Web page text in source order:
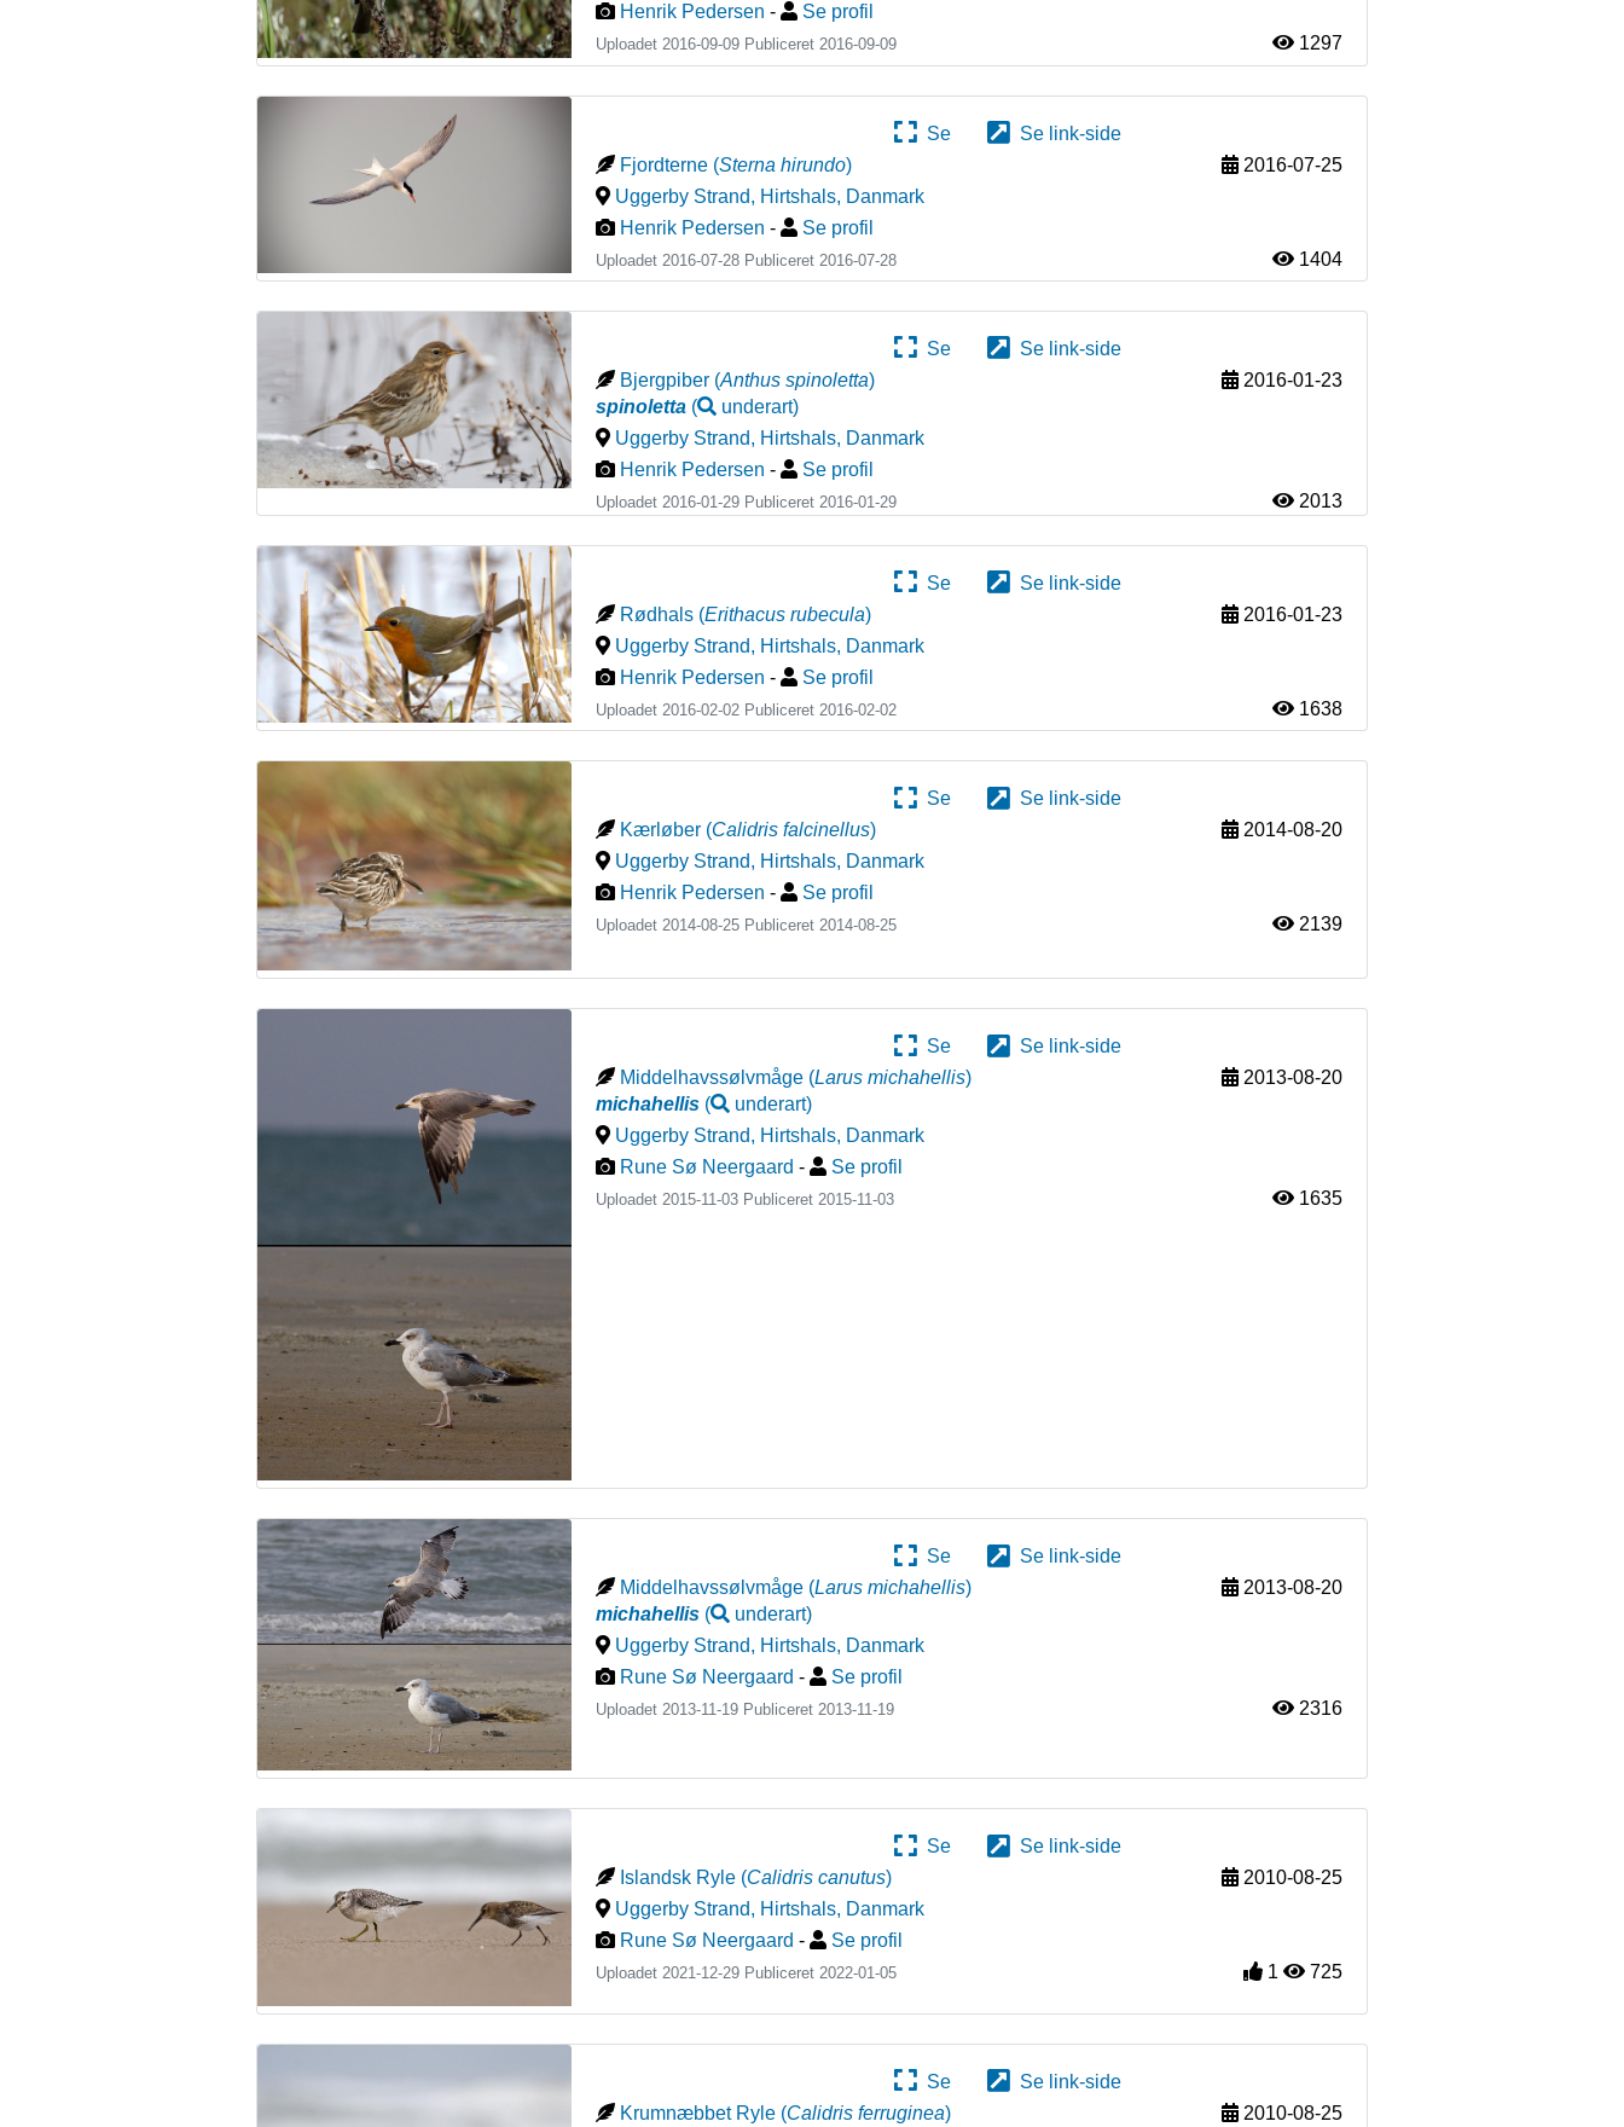
Henrik Pedersen - Se profil
Uploadet 2016-09-09 Publiceret2016-09-09 1297
Se
Se link-side
Fjordterne (Sterna hirundo)
2016-07-25
Uggerby Strand, Hirtshals, Danmark
Henrik Pedersen - Se profil
Uploadet 2016-07-28 Publiceret 2016-07-28 1404
Se
Se link-side
Bjergpiber (Anthus spinoletta)
spinoletta ( underart)
2016-01-23
Uggerby Strand, Hirtshals, Danmark
Henrik Pedersen - Se profil
Uploadet 2016-01-29 Publiceret 2016-01-29 2013
Se
Se link-side
Rødhals (Erithacus rubecula)
2016-01-23
Uggerby Strand, Hirtshals, Danmark
Henrik Pedersen - Se profil
Uploadet 2016-02-02 Publiceret 2016-02-02 1638
Se
Se link-side
Kærløber (Calidris falcinellus)
2014-08-20
Uggerby Strand, Hirtshals, Danmark
Henrik Pedersen - Se profil
Uploadet 2014-08-25 Publiceret2014-08-25 2139
Se
Se link-side
Middelhavssølvmåge (Larus michahellis)
michahellis ( underart)
2013-08-20
Uggerby Strand, Hirtshals, Danmark
Rune Sø Neergaard - Se profil
Uploadet 2015-11-03 Publiceret2015-11-03 1635
Se
Se link-side
Middelhavssølvmåge (Larus michahellis)
michahellis ( underart)
2013-08-20
Uggerby Strand, Hirtshals, Danmark
Rune Sø Neergaard - Se profil
Uploadet 2013-11-19 Publiceret2013-11-19 2316
Se
Se link-side
Islandsk Ryle (Calidris canutus)
2010-08-25
Uggerby Strand, Hirtshals, Danmark
Rune Sø Neergaard - Se profil
Uploadet 2021-12-29 Publiceret2022-01-05 1 725
Se
Se link-side
Krumnæbbet Ryle (Calidris ferruginea) 2010-08-25